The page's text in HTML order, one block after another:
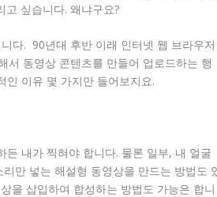
싶습니다. 왜냐구요?
다. 90년대 후반 이래 인터넷 웹 브라우저
서 동영상 콘텐츠를 만들어 업로드하는 행
이유 몇 가지만 들어보지요.
든 내가 찍혀야 합니다. 물론 일부, 내 얼굴
만 넣는 해설형 동영상을 만드는 방법도
을 삽입하여 합성하는 방법도 가능은 합니